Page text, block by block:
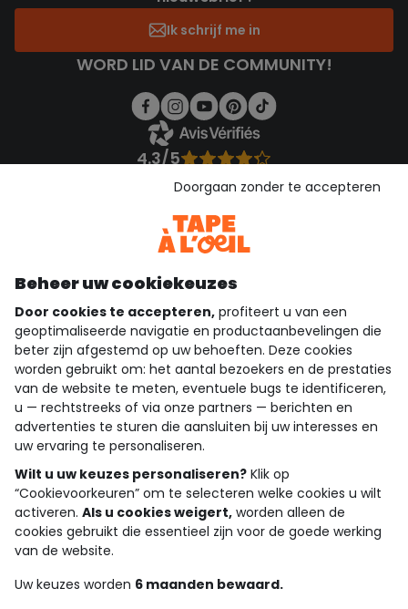
Ik schrijf me in
WORD LID VAN DE COMMUNITY!
4.3/5
Bekijk de vertrouwensverklaring
Download onze applicatie
Ontdek onze applicatie
wie zijn we?
hulp nodig
loyalty club
onze catalogus
Algemene verkoop en gebruiksvoorwaarden
Privacybeleid
Cookies en persoonsgegevens
Beheer uw cookiekeuzes
Door cookies te accepteren, profiteert u van een
geoptimaliseerde navigatie en productaanbevelingen die
beter zijn afgestemd op uw behoeften. Deze cookies
worden gebruikt om: het aantal bezoekers en de prestaties
van de website te meten, eventuele bugs te identificeren,
u — rechtstreeks of via onze partners — berichten en
advertenties te sturen die aansluiten bij uw interesses en
uw ervaring te personaliseren.
Wilt u uw keuzes personaliseren? Klik op
“Cookievoorkeuren” om te selecteren welke cookies u wilt
activeren. Als u cookies weigert, worden alleen de
cookies gebruikt die essentieel zijn voor de goede werking
van de website.
Uw keuzes worden 6 maanden bewaard.
Doorgaan zonder te accepteren